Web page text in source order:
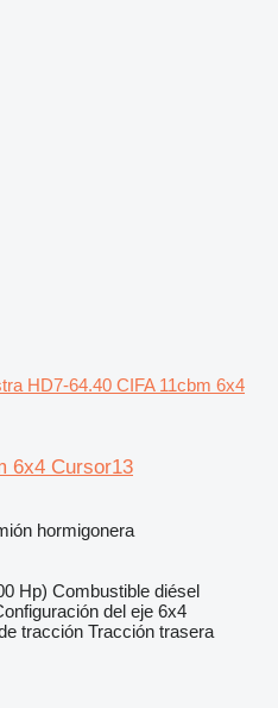
HD7-64.40 CIFA 11cbm 6x4
6x4 Cursor13
hormigonera
Hp) Combustible diésel
del eje 6x4
tracción Tracción trasera